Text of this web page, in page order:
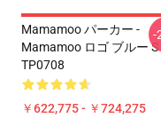
Mamamoo パーカー -
Mamamoo ロゴ ブルー S
TP0708
￥622,775 - ￥724,275
-